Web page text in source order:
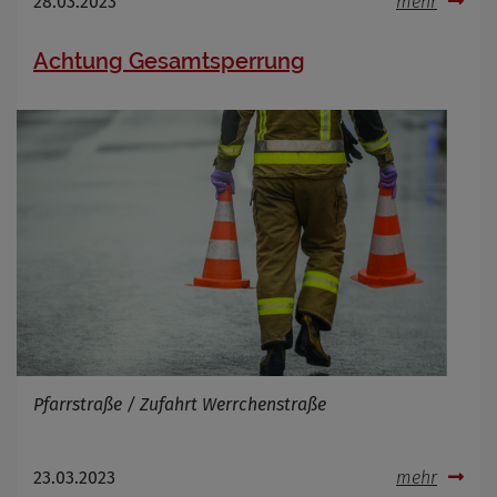
Achtung Gesamtsperrung
Pfarrstraße / Zufahrt Werrchenstraße
23.03.2023 mehr
Cookie Name
Infos schließen